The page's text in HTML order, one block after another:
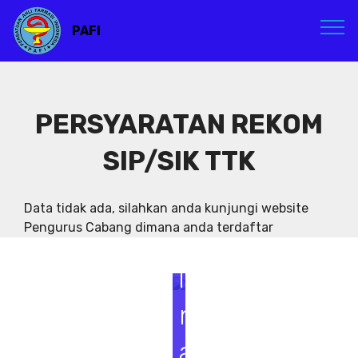
PAFI
PERSYARATAN REKOM
SIP/SIK TTK
Data tidak ada, silahkan anda kunjungi website
Pengurus Cabang dimana anda terdaftar
S
e
m
i
n
a